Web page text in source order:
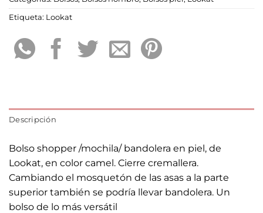
Etiqueta: Lookat
Descripción
Bolso shopper /mochila/ bandolera en piel, de
Lookat, en color camel. Cierre cremallera.
Cambiando el mosquetón de las asas a la parte
superior también se podría llevar bandolera. Un
bolso de lo más versátil